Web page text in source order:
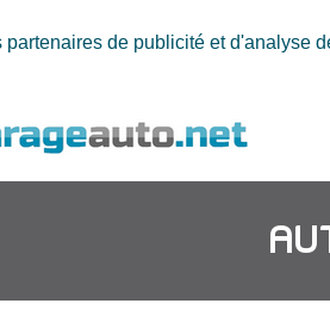
partenaires de publicité et d'analyse